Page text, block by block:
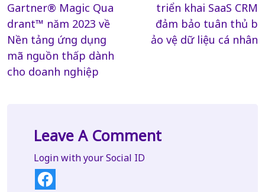
Gartner® Magic Qua
drant™ năm 2023 về
Nền tảng ứng dụng
mã nguồn thấp dành
cho doanh nghiệp
triển khai SaaS CRM
đảm bảo tuân thủ b
ảo vệ dữ liệu cá nhân
Leave A Comment
Login with your Social ID